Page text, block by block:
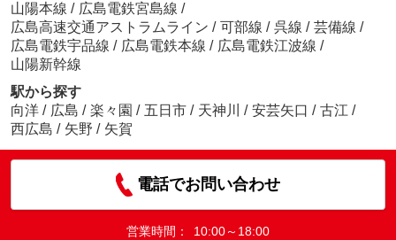
山陽本線 / 広島電鉄宮島線 /
広島高速交通アストラムライン / 可部線 / 呉線 / 芸備線 /
広島電鉄宇品線 / 広島電鉄本線 / 広島電鉄江波線 /
山陽新幹線
駅から探す
向洋 / 広島 / 楽々園 / 五日市 / 天神川 / 安芸矢口 / 古江 /
西広島 / 矢野 / 矢賀
電話でお問い合わせ
営業時間：
10:00～18:00